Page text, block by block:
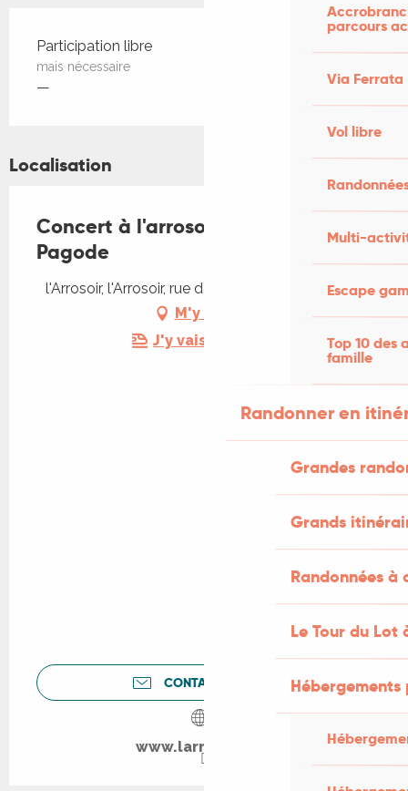
parcours
Via Ferrata
Vol libre
Multi-
Escape
Top 10 des
famille
Randonner en
Grandes
Grands
Randonnées
Le Tour du Lot
Tarifs 2026
Participation libre
mais nécessaire
—
Localisation
Concert à l'arrosoir Figeac : Jazz'n
Pagode
l'Arrosoir, l'Arrosoir, rue de Crussol, 46100 Figeac
M'y rendre
J'y vais en train !
CONTACTEZ-NOUS
www.larrosoir.org